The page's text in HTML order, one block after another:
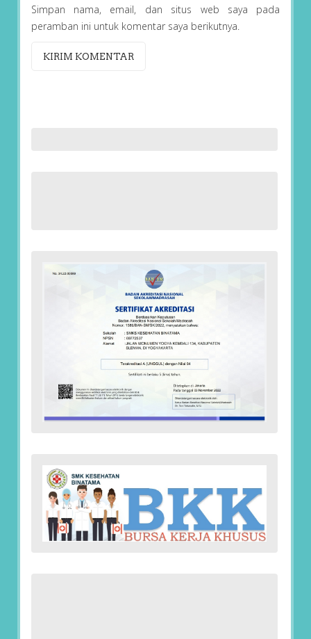
Simpan nama, email, dan situs web saya pada
peramban ini untuk komentar saya berikutnya.